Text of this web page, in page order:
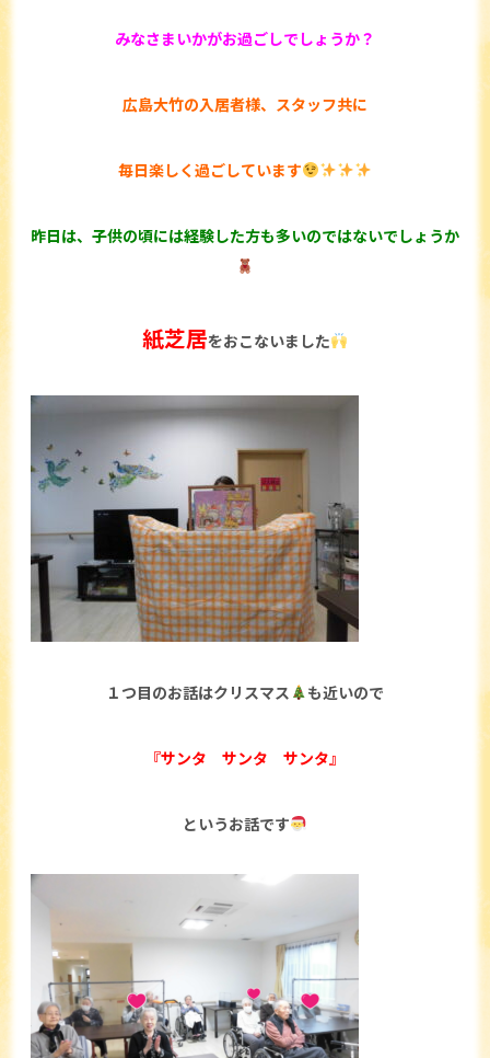
みなさまいかがお過ごしでしょうか？
広島大竹の入居者様、スタッフ共に
毎日楽しく過ごしています
昨日は、子供の頃には経験した方も多いのではないでしょうか
紙芝居をおこないました
１つ目のお話はクリスマス も近いので
『サンタ サンタ サンタ』
というお話です